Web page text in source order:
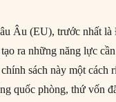
Âu (EU), trước nhất
ra những năng lực
sách này một cách
quốc phòng, thứ vốn